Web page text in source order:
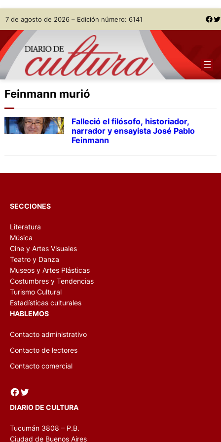
Skip
to
content
7 de agosto de 2026 – Edición número: 6141 Facebook Twitter
Feinmann murió
Falleció el filósofo, historiador,
narrador y ensayista José Pablo
Feinmann
SECCIONES
Literatura
Música
Cine y Artes Visuales
Teatro y Danza
Museos y Artes Plásticas
Costumbres y Tendencias
Turismo Cultural
Estadísticas culturales
HABLEMOS
Contacto administrativo
Contacto de lectores
Contacto comercial
Facebook Twitter
DIARIO DE CULTURA
Tucumán 3808 – P.B.
Ciudad de Buenos Aires